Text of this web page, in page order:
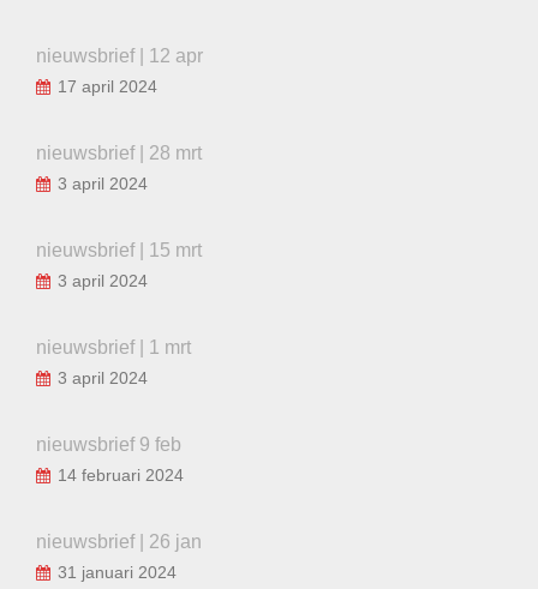
nieuwsbrief | 12 apr
17 april 2024
nieuwsbrief | 28 mrt
3 april 2024
nieuwsbrief | 15 mrt
3 april 2024
nieuwsbrief | 1 mrt
3 april 2024
nieuwsbrief 9 feb
14 februari 2024
nieuwsbrief | 26 jan
31 januari 2024